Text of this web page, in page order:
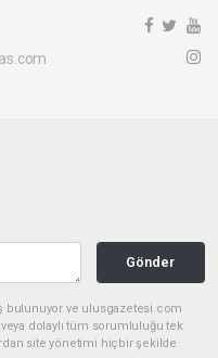
Gönder
bulunuyor ve ulusgazetesi.com
dolaylı tüm sorumluluğu tek
site yönetimi hiçbir şekilde